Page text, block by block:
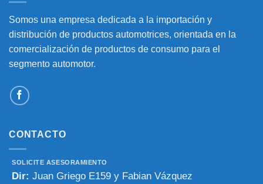
Somos una empresa dedicada a la importación y
distribución de productos automotrices, orientada en la
comercialización de productos de consumo para el
segmento automotor.
CONTACTO
SOLICITE ASESORAMIENTO
Dir: Juan Griego E159 y Fabian Vázquez